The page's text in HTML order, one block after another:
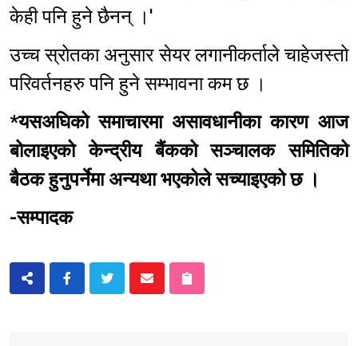
केही पनि हुने छैनन् ।'
उच्च स्रोतका अनुसार सेयर लगानीकर्ताले चाहेजस्तो
परिवर्तनहरु पनि हुने सम्भावना कम छ ।
*यसअघिको समाचारमा असावधानीका कारण आज
बोलाइएको केन्द्रीय बैंकको सञ्चालक समितिको
बैठक हुनुपर्नेमा अन्यथा भएकोले सच्याइएको छ ।
-सम्पादक